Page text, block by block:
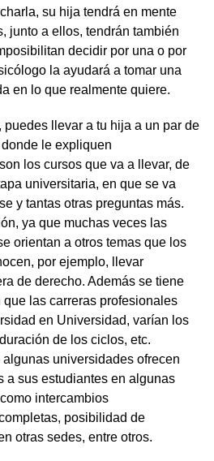
su hija tendrá en mente
junto a ellos, tendrán también
decidir por una o por
la ayudará a tomar una
en lo que realmente quiere.
puedes llevar a tu hija a un par de
le expliquen
los cursos que va a llevar, de
universitaria, en que se va
y tantas otras preguntas más.
ya que muchas veces las
orientan a otros temas que los
por ejemplo, llevar
de derecho. Además se tiene
las carreras profesionales
en Universidad, varían los
de los ciclos, etc.
universidades ofrecen
a sus estudiantes en algunas
intercambios
posibilidad de
otras sedes, entre otros.